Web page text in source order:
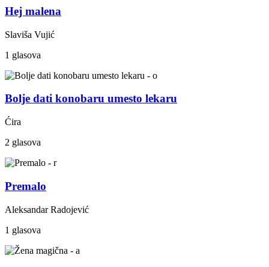
Hej malena
Slaviša Vujić
1 glasova
Bolje dati konobaru umesto lekaru
Ćira
2 glasova
Premalo
Aleksandar Radojević
1 glasova